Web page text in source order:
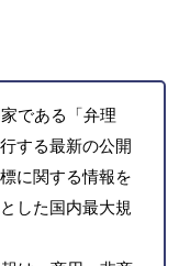
である「弁理
する最新の公開
に関する情報を
した国内最大規